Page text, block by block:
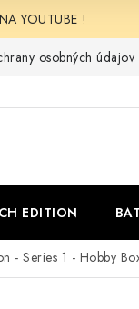
YOUTUBE !
osobných údajov
EDITION
- Series 1 - Hobby